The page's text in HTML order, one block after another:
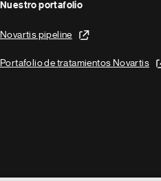
Nuestro portafolio
Novartis pipeline
Portafolio de tratamientos Novartis